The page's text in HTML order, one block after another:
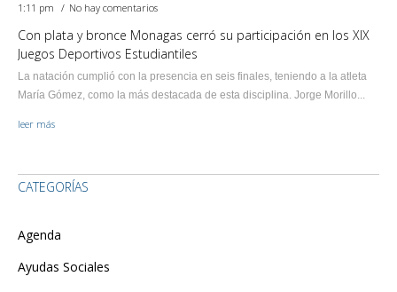
1:11 pm No hay comentarios
Con plata y bronce Monagas cerró su participación en los XIX
Juegos Deportivos Estudiantiles
La natación cumplió con la presencia en seis finales, teniendo a la atleta
María Gómez, como la más destacada de esta disciplina. Jorge Morillo...
leer más
CATEGORÍAS
Agenda
Ayudas Sociales